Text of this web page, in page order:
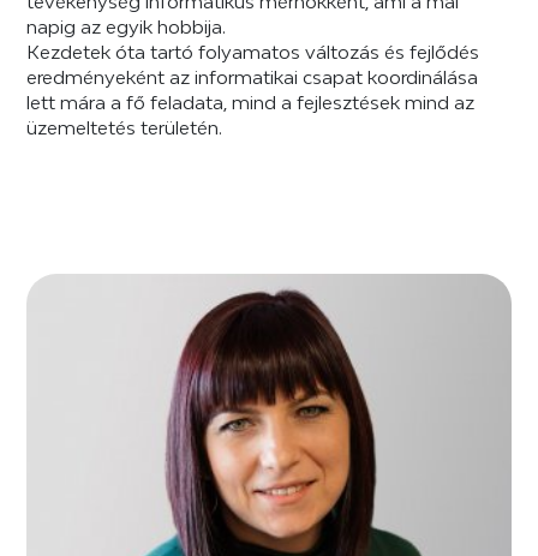
napig az egyik hobbija.
Kezdetek óta tartó folyamatos változás és fejlődés
eredményeként az informatikai csapat koordinálása
lett mára a fő feladata, mind a fejlesztések mind az
üzemeltetés területén.